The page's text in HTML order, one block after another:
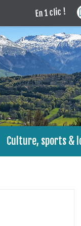
En 1 clic !
Culture, sports &